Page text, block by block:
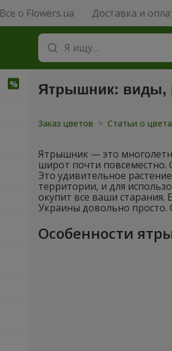
Все о Flowers.ua Доставка и
Ятрышник: виды,
Заказ цветов > Статьи о
Ятрышник — это
широт почти повсеместно.
Это удивительное
территории, и для
окупит все ваши старания.
Украины довольно просто.
Особенности